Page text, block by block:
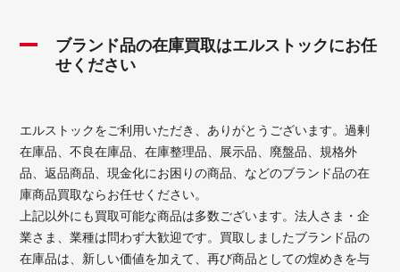
ブランド品の在庫買取はエルストックにお任
せください
エルストックをご利用いただき、ありがとうございます。過剰
在庫品、不良在庫品、在庫整理品、展示品、廃盤品、規格外
品、返品商品、現金化にお困りの商品、などのブランド品の在
庫商品買取ならお任せください。
上記以外にも買取可能な商品は多数ございます。法人さま・企
業さま、業種は問わず大歓迎です。買取しましたブランド品の
在庫品は、新しい価値を加えて、再び商品としての煌めきを与